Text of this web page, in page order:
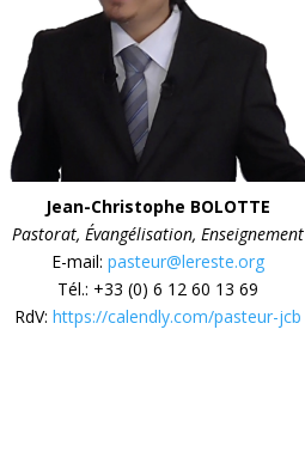
Jean-Christophe BOLOTTE
Pastorat, Évangélisation, Enseignement
E-mail:pasteur@lereste.org
Tél.: +33 (0) 6 12 60 13 69
RdV: https://calendly.com/pasteur-jcb